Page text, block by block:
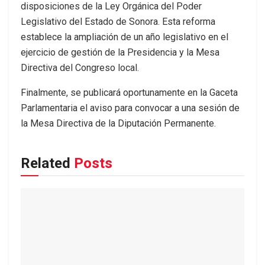
disposiciones de la Ley Orgánica del Poder
Legislativo del Estado de Sonora. Esta reforma
establece la ampliación de un año legislativo en el
ejercicio de gestión de la Presidencia y la Mesa
Directiva del Congreso local.
Finalmente, se publicará oportunamente en la Gaceta
Parlamentaria el aviso para convocar a una sesión de
la Mesa Directiva de la Diputación Permanente.
Related Posts